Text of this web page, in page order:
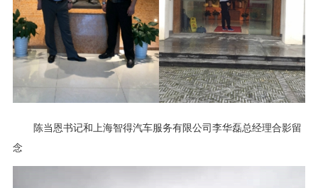
陈当恩书记和上海智得汽车服务有限公司李华磊总经理合影留
念